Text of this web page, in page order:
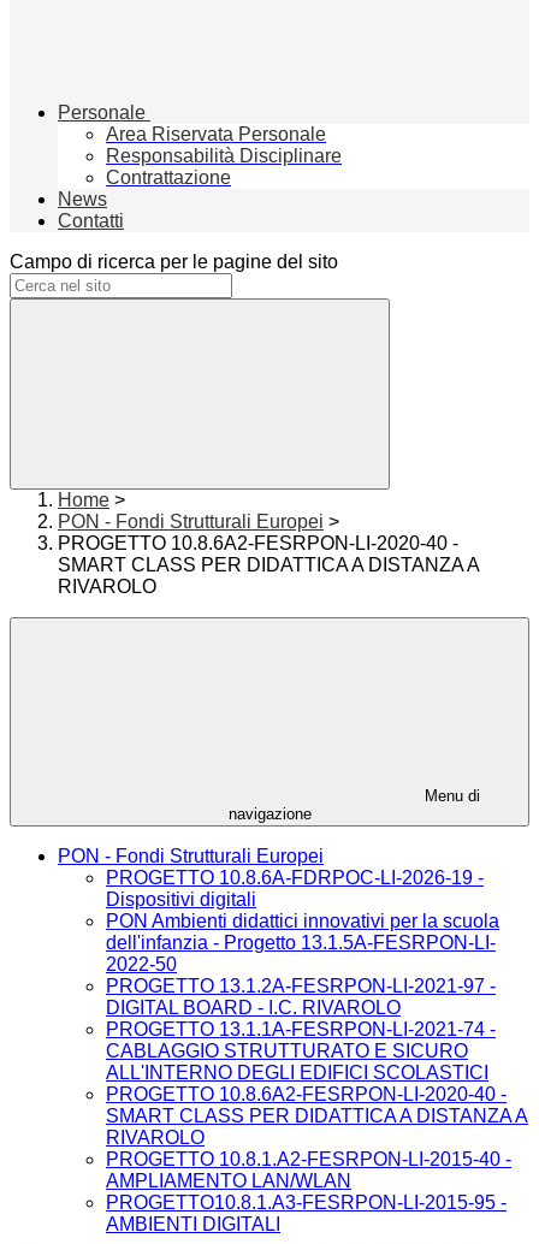
Personale
Area Riservata Personale
Responsabilità Disciplinare
Contrattazione
News
Contatti
Campo di ricerca per le pagine del sito
Home >
PON - Fondi Strutturali Europei >
PROGETTO 10.8.6A2-FESRPON-LI-2020-40 -
SMART CLASS PER DIDATTICA A DISTANZA A
RIVAROLO
Menu di
navigazione
PON - Fondi Strutturali Europei
PROGETTO 10.8.6A-FDRPOC-LI-2026-19 -
Dispositivi digitali
PON Ambienti didattici innovativi per la scuola
dell'infanzia - Progetto 13.1.5A-FESRPON-LI-
2022-50
PROGETTO 13.1.2A-FESRPON-LI-2021-97 -
DIGITAL BOARD - I.C. RIVAROLO
PROGETTO 13.1.1A-FESRPON-LI-2021-74 -
CABLAGGIO STRUTTURATO E SICURO
ALL'INTERNO DEGLI EDIFICI SCOLASTICI
PROGETTO 10.8.6A2-FESRPON-LI-2020-40 -
SMART CLASS PER DIDATTICA A DISTANZA A
RIVAROLO
PROGETTO 10.8.1.A2-FESRPON-LI-2015-40 -
AMPLIAMENTO LAN/WLAN
PROGETTO10.8.1.A3-FESRPON-LI-2015-95 -
AMBIENTI DIGITALI